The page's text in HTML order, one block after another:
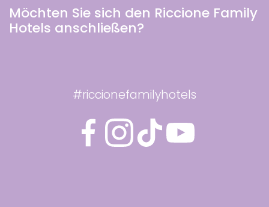
Möchten Sie sich den Riccione Family
Hotels anschließen?
#riccionefamilyhotels